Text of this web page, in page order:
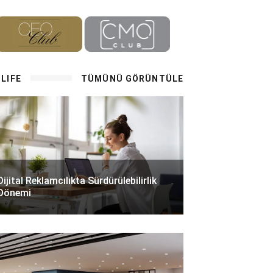
TÜMÜNÜ GÖRÜNTÜLE
Reklamcılıkta Sürdürülebilirlik